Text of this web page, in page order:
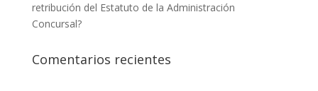
retribución del Estatuto de la Administración
Concursal?
Comentarios recientes